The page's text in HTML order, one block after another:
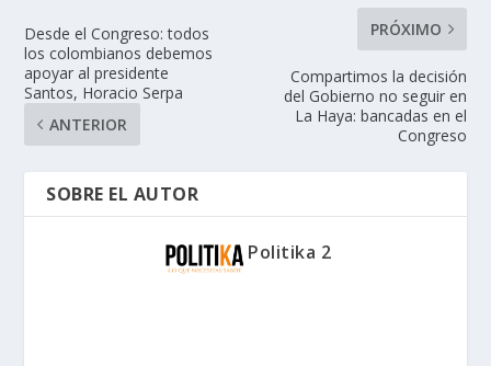
Desde el Congreso: todos
los colombianos debemos
apoyar al presidente
Santos, Horacio Serpa
ANTERIOR
PRÓXIMO
Compartimos la decisión
del Gobierno no seguir en
La Haya: bancadas en el
Congreso
SOBRE EL AUTOR
Politika 2